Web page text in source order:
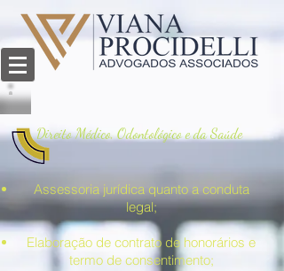
Assessoria jurídica quanto a conduta
legal;
Elaboração de contrato de honorários e
termo de consentimento;
Direito Médico, Odontológico e da Saúde